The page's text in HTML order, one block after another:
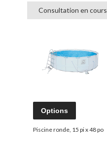
Consultation en cours
Options
Piscine ronde, 15 pi x 48 po